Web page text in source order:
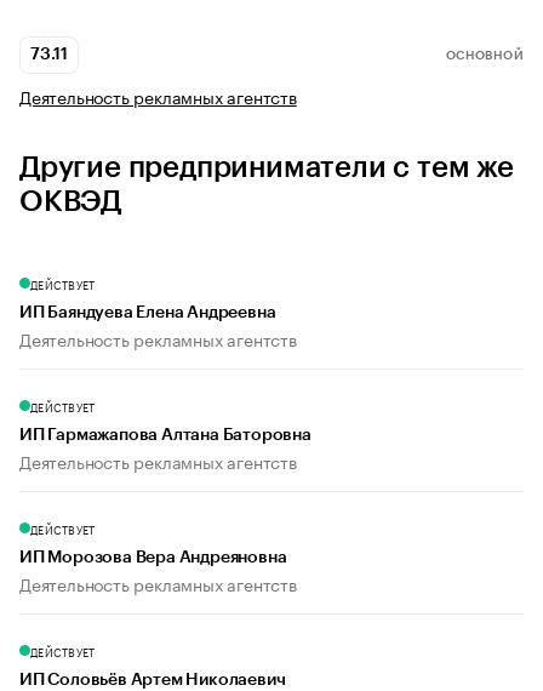
73.11 ОСНОВНОЙ
Деятельность рекламных агентств
Другие предприниматели с тем же
ОКВЭД
ДЕЙСТВУЕТ
ИП Баяндуева Елена Андреевна
Деятельность рекламных агентств
ДЕЙСТВУЕТ
ИП Гармажапова Алтана Баторовна
Деятельность рекламных агентств
ДЕЙСТВУЕТ
ИП Морозова Вера Андреяновна
Деятельность рекламных агентств
ДЕЙСТВУЕТ
ИП Соловьёв Артем Николаевич